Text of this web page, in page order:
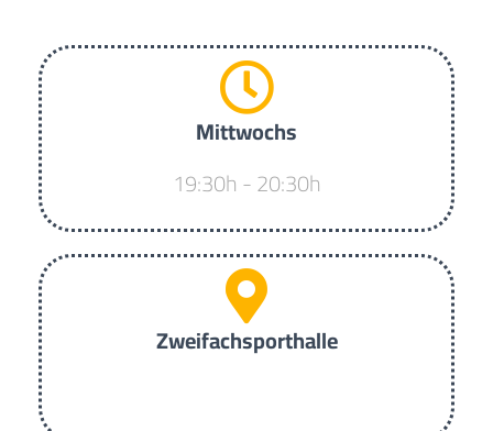
Mittwochs
19:30h - 20:30h
Zweifachsporthalle